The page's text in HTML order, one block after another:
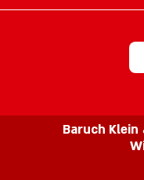
Baruch Klein